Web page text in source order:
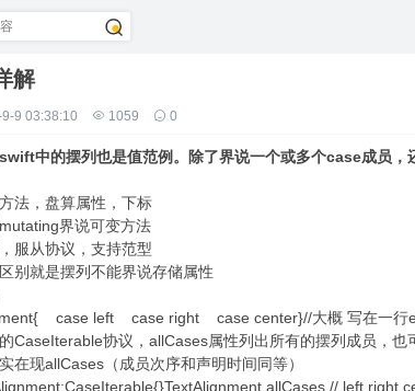
解
9 03:38:10 1059 0
中的摆列也是值范例。除了界说一个或多个case成员，
法，盘算属性，下标
界说可变方法
服从协议，支持范型
别就是摆列不能界说存储属性
case left case right case center}//大概 写在一行
CaseIterable协议，allCases属性列出所有的摆列成员，
在现allCases（成员次序和声明时间同等）
// left